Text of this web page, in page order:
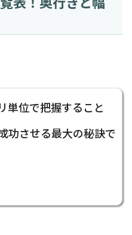
単位で把握すること
功させる最大の秘訣で